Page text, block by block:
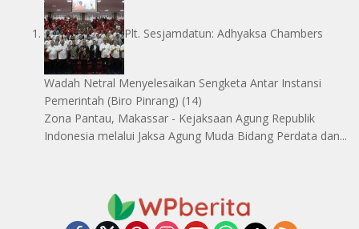
Plt. Sesjamdatun: Adhyaksa Chambers
Wadah Netral Menyelesaikan Sengketa Antar Instansi
Pemerintah (Biro Pinrang) (14)
Zona Pantau, Makassar - Kejaksaan Agung Republik
Indonesia melalui Jaksa Agung Muda Bidang Perdata dan...